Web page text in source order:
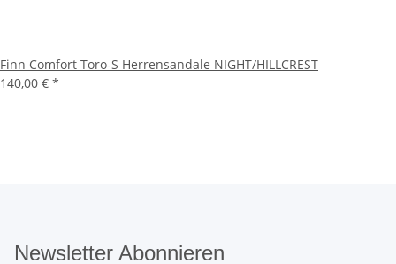
Finn Comfort Toro-S Herrensandale NIGHT/HILLCREST
140,00 € *
Newsletter Abonnieren